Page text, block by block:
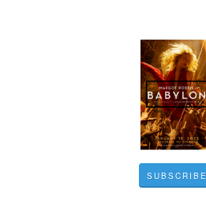
SUBSCRIBE